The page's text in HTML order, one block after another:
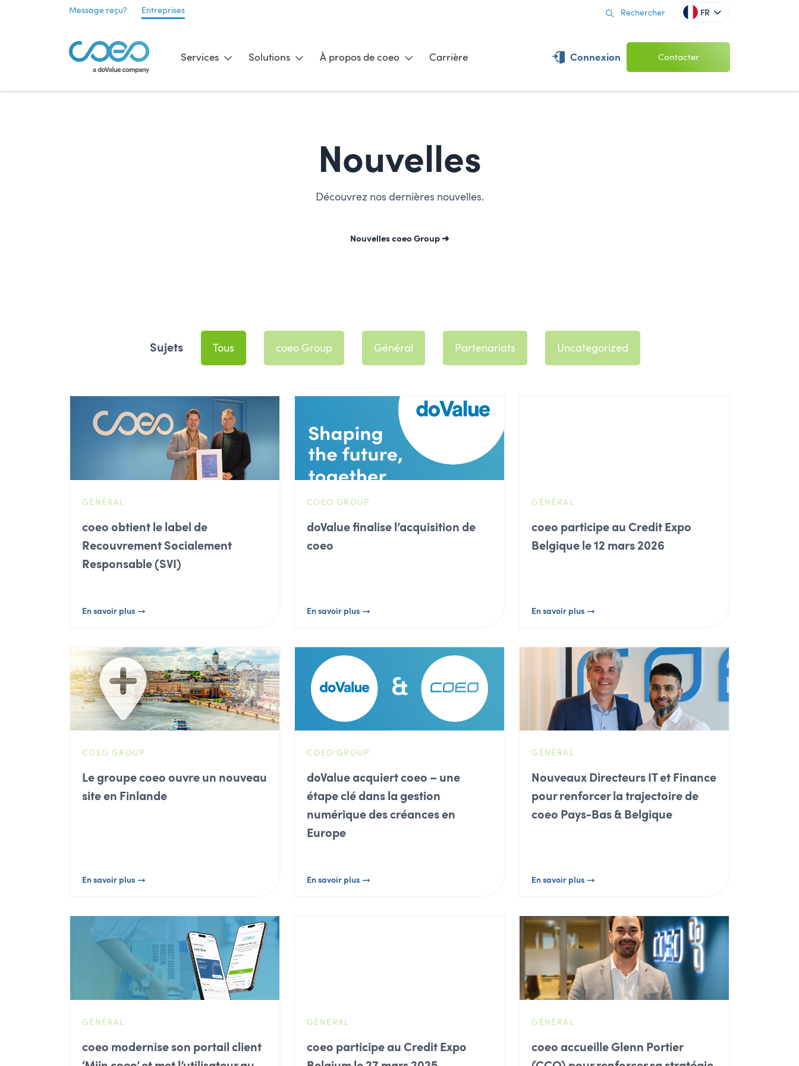
Message reçu? Entreprises FR
Services Solutions À propos de coeo Carrière Connexion Contacter
Nouvelles
Découvrez nos dernières nouvelles.
Nouvelles coeo Group ➜
Sujets Tous coeo Group Général Partenariats Uncategorized
GÉNÉRAL
coeo obtient le label de
Recouvrement Socialement
Responsable (SVI)
En savoir plus
COEO GROUP
doValue finalise l’acquisition de
coeo
En savoir plus
GÉNÉRAL
coeo participe au Credit Expo
Belgique le 12 mars 2026
En savoir plus
COEO GROUP
Le groupe coeo ouvre un nouveau
site en Finlande
En savoir plus
COEO GROUP
doValue acquiert coeo – une
étape clé dans la gestion
numérique des créances en
Europe
En savoir plus
GÉNÉRAL
Nouveaux Directeurs IT et Finance
pour renforcer la trajectoire de
coeo Pays-Bas & Belgique
En savoir plus
GÉNÉRAL
coeo modernise son portail client
GÉNÉRAL
coeo participe au Credit Expo
GÉNÉRAL
coeo accueille Glenn Portier